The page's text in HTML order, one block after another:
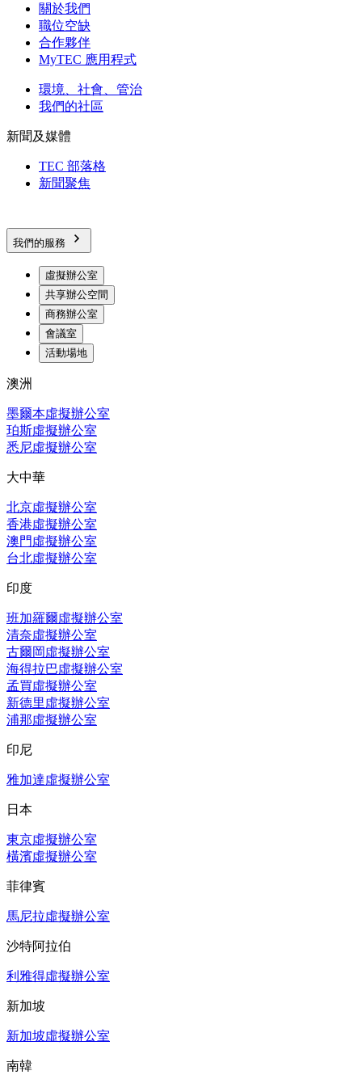
關於我們
職位空缺
合作夥伴
MyTEC 應用程式
環境、社會、管治
我們的社區
新聞及媒體
TEC 部落格
新聞聚焦
我們的服務
虛擬辦公室
共享辦公空間
商務辦公室
會議室
活動場地
澳洲
墨爾本虛擬辦公室
珀斯虛擬辦公室
悉尼虛擬辦公室
大中華
北京虛擬辦公室
香港虛擬辦公室
澳門虛擬辦公室
台北虛擬辦公室
印度
班加羅爾虛擬辦公室
清奈虛擬辦公室
古爾岡虛擬辦公室
海得拉巴虛擬辦公室
孟買虛擬辦公室
新德里虛擬辦公室
浦那虛擬辦公室
印尼
雅加達虛擬辦公室
日本
東京虛擬辦公室
橫濱虛擬辦公室
菲律賓
馬尼拉虛擬辦公室
沙特阿拉伯
利雅得虛擬辦公室
新加坡
新加坡虛擬辦公室
南韓